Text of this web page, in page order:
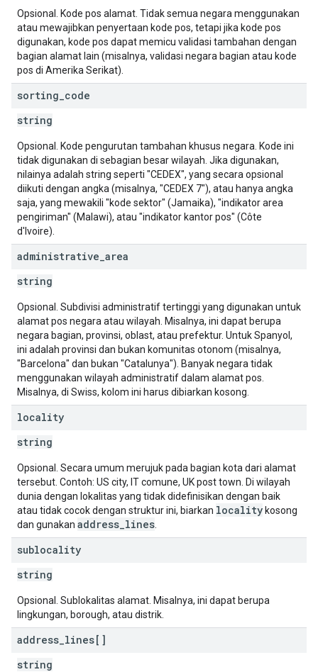
Opsional. Kode pos alamat. Tidak semua negara menggunakan
atau mewajibkan penyertaan kode pos, tetapi jika kode pos
digunakan, kode pos dapat memicu validasi tambahan dengan
bagian alamat lain (misalnya, validasi negara bagian atau kode
pos di Amerika Serikat).
sorting code
string
Opsional. Kode pengurutan tambahan khusus negara. Kode ini
tidak digunakan di sebagian besar wilayah. Jika digunakan,
nilainya adalah string seperti "CEDEX", yang secara opsional
diikuti dengan angka (misalnya, "CEDEX 7"), atau hanya angka
saja, yang mewakili "kode sektor" (Jamaika), "indikator area
pengiriman" (Malawi), atau "indikator kantor pos" (Côte
d'Ivoire).
administrative area
string
Opsional. Subdivisi administratif tertinggi yang digunakan untuk
alamat pos negara atau wilayah. Misalnya, ini dapat berupa
negara bagian, provinsi, oblast, atau prefektur. Untuk Spanyol,
ini adalah provinsi dan bukan komunitas otonom (misalnya,
"Barcelona" dan bukan "Catalunya"). Banyak negara tidak
menggunakan wilayah administratif dalam alamat pos.
Misalnya, di Swiss, kolom ini harus dibiarkan kosong.
locality
string
Opsional. Secara umum merujuk pada bagian kota dari alamat
tersebut. Contoh: US city, IT comune, UK post town. Di wilayah
dunia dengan lokalitas yang tidak didefinisikan dengan baik
atau tidak cocok dengan struktur ini, biarkan locality kosong
dan gunakan address_lines
sublocality
string
Opsional. Sublokalitas alamat. Misalnya, ini dapat berupa
lingkungan, borough, atau distrik.
address lines[]
string